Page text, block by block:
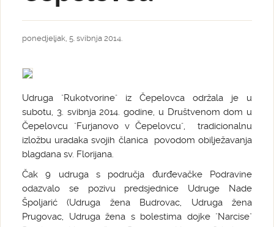
ponedjeljak, 5. svibnja 2014.
Udruga "Rukotvorine" iz Čepelovca održala je u
subotu, 3. svibnja 2014. godine, u Društvenom dom u
Čepelovcu "Furjanovo v Čepelovcu", tradicionalnu
izložbu uradaka svojih članica povodom obilježavanja
blagdana sv. Florijana.
Čak 9 udruga s područja đurđevačke Podravine
odazvalo se pozivu predsjednice Udruge Nade
Špoljarić (Udruga žena Budrovac, Udruga žena
Prugovac, Udruga žena s bolestima dojke "Narcise"